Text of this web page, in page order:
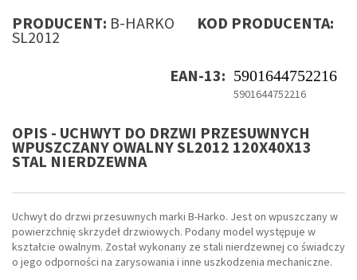
PRODUCENT: B-HARKO KOD PRODUCENTA:
SL2012
EAN-13: 5901644752216
5901644752216
OPIS - UCHWYT DO DRZWI PRZESUWNYCH
WPUSZCZANY OWALNY SL2012 120X40X13
STAL NIERDZEWNA
Uchwyt do drzwi przesuwnych marki B-Harko. Jest on wpuszczany w
powierzchnię skrzydeł drzwiowych. Podany model występuje w
kształcie owalnym. Został wykonany ze stali nierdzewnej co świadczy
o jego odporności na zarysowania i inne uszkodzenia mechaniczne.